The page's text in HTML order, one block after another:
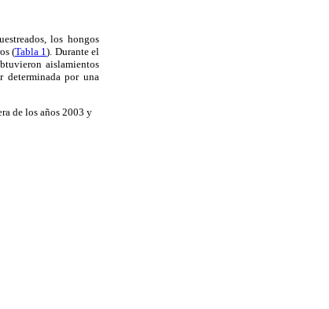
los hongos
(Tabla 1). Durante el
aislamientos
determinada por una
de los años 2003 y